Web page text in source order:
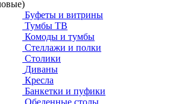
Буфеты и витрины
Тумбы ТВ
Комоды и тумбы
Стеллажи и полки
Столики
Диваны
Кресла
Банкетки и пуфики
Обеденные столы